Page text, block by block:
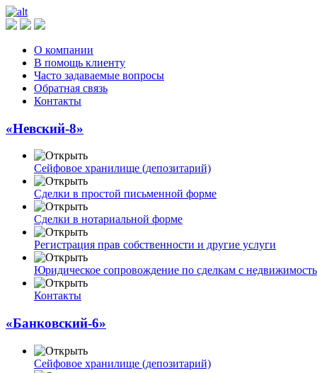
О компании
В помощь клиенту
Часто задаваемые вопросы
Обратная связь
Контакты
«Невский-8»
Сейфовое хранилище (депозитарий)
Сделки в простой письменной форме
Сделки в нотариальной форме
Регистрация прав собственности и другие услуги
Юридическое сопровождение по сделкам с
Контакты
«Банковский-6»
Сейфовое хранилище (депозитарий)